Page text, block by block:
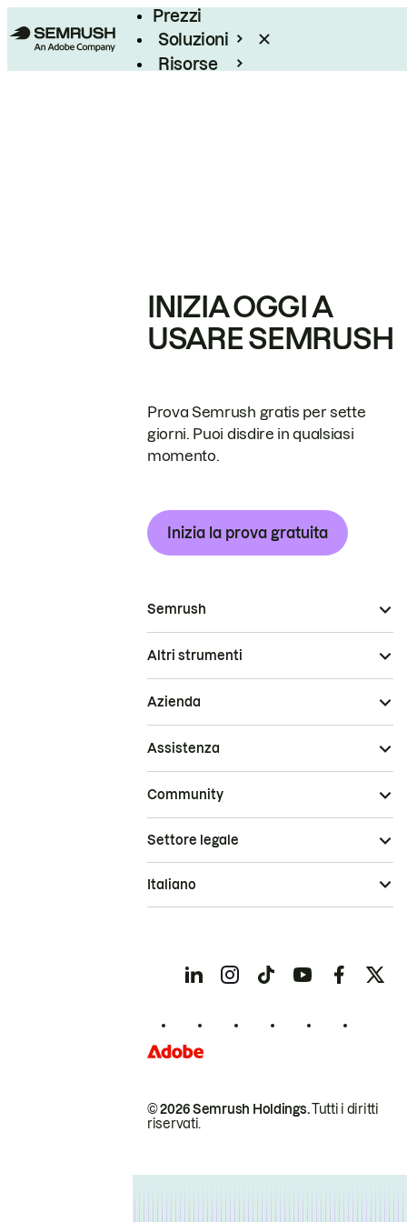
Prezzi
Soluzioni
Risorse
INIZIA OGGI A
USARE SEMRUSH
Prova Semrush gratis per sette
giorni. Puoi disdire in qualsiasi
momento.
Inizia la prova gratuita
Semrush
Altri strumenti
Azienda
Assistenza
Community
© 2026 Semrush Holdings.Tutti i diritti
riservati.
Settore legale
Italiano